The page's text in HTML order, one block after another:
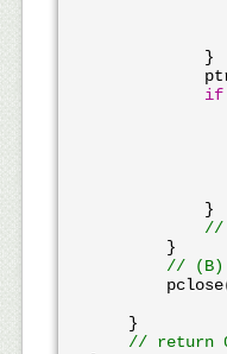
            }
if
            }
//
        }
// (B)
    }
// return